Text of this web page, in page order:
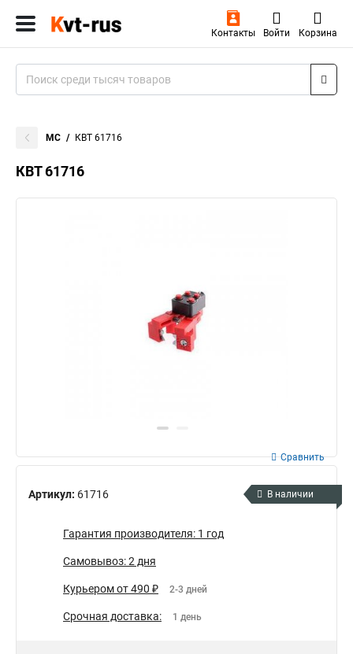
Контакты Войти Корзина
MC КВТ 61716
КВТ 61716
Артикул: 61716
Сравнить
В наличии
Гарантия производителя: 1 год
Самовывоз: 2 дня
Курьером от 490 ₽ 2-3 дней
Срочная доставка: 1 день